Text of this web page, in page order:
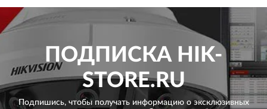
ПОДПИСКАHIK-
STORE.RU
Подпишись, чтобы получать информацию о эксклюзивных